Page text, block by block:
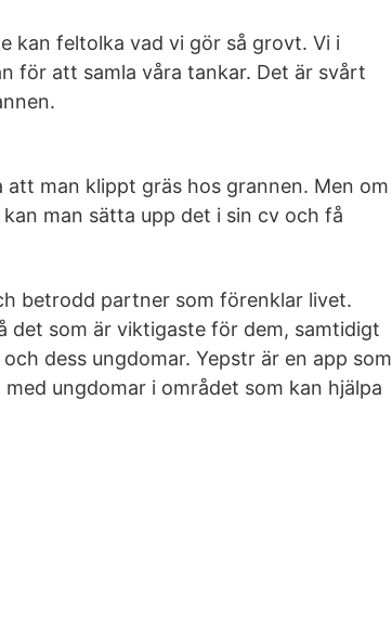
kan feltolka vad vi gör så grovt. Vi i
för att samla våra tankar. Det är svårt
man klippt gräs hos grannen. Men om
man sätta upp det i sin cv och få
betrodd partner som förenklar livet.
det som är viktigaste för dem, samtidigt
dess ungdomar. Yepstr är en app som
ungdomar i området som kan hjälpa